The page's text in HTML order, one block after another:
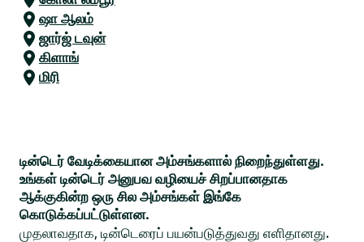
ஷா ஆலம்
ஜார்ஜ் டவுன்
கிளாங்
மிரி
டின்டெர் வேடிக்கையான அம்சங்களால் நிறைந்துள்ளது.
உங்கள் டின்டெர் அனுபவ வழியைச் சிறப்பானதாக
ஆக்குகின்ற ஒரு சில அம்சங்கள் இங்கே
கொடுக்கப்பட்டுள்ளன.
முதலாவதாக, டின்டெரைப் பயன்படுத்துவது எளிதானது.